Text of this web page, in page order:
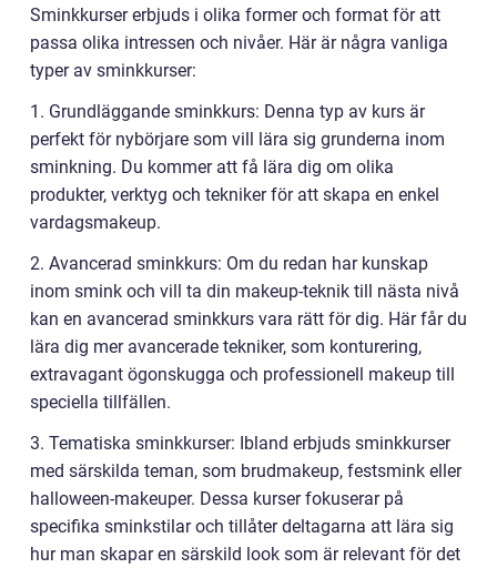
Sminkkurser erbjuds i olika former och format för att
passa olika intressen och nivåer. Här är några vanliga
typer av sminkkurser:
1. Grundläggande sminkkurs: Denna typ av kurs är
perfekt för nybörjare som vill lära sig grunderna inom
sminkning. Du kommer att få lära dig om olika
produkter, verktyg och tekniker för att skapa en enkel
vardagsmakeup.
2. Avancerad sminkkurs: Om du redan har kunskap
inom smink och vill ta din makeup-teknik till nästa nivå
kan en avancerad sminkkurs vara rätt för dig. Här får du
lära dig mer avancerade tekniker, som konturering,
extravagant ögonskugga och professionell makeup till
speciella tillfällen.
3. Tematiska sminkkurser: Ibland erbjuds sminkkurser
med särskilda teman, som brudmakeup, festsmink eller
halloween-makeuper. Dessa kurser fokuserar på
specifika sminkstilar och tillåter deltagarna att lära sig
hur man skapar en särskild look som är relevant för det